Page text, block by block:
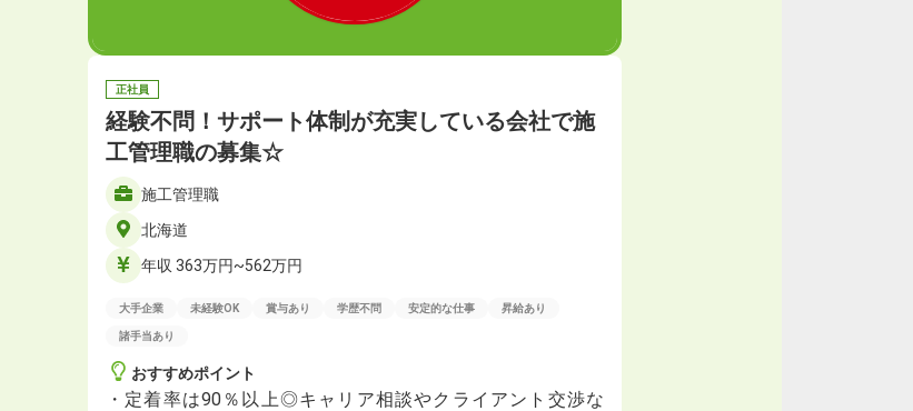
正社員
経験不問！サポート体制が充実している会社で施
工管理職の募集☆
施工管理職
北海道
年収 363万円~562万円
大手企業 未経験OK 賞与あり 学歴不問 安定的な仕事 昇給あり
諸手当あり
おすすめポイント
・定着率は90％以上◎キャリア相談やクライアント交渉な